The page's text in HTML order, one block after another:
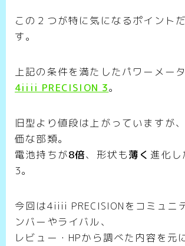
この２つが特に気になるポイント
す。
上記の条件を満たしたパワーメータ
4iiii PRECISION 3。
旧型より値段は上がっていますが
価な部類。
電池持ちが8倍、形状も薄く 進化し
3。
今回は4iiii PRECISIONをコミュニ
ンバーやライバル、
レビュー・HPから調べた内容を元